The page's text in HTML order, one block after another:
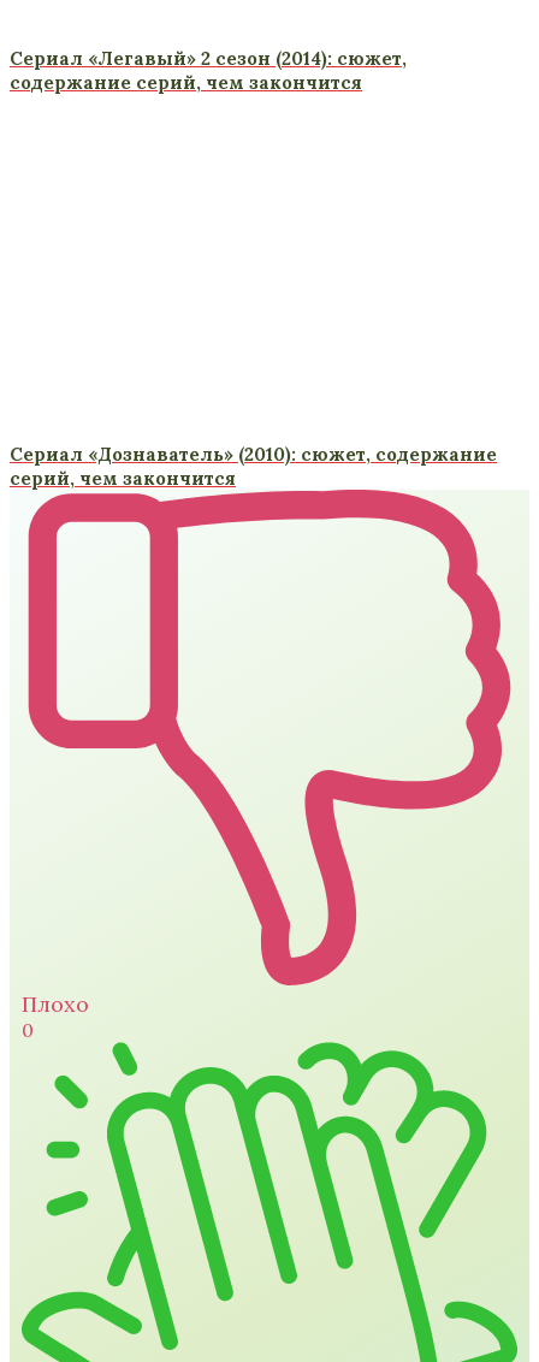
Сериал «Легавый» 2 сезон (2014): сюжет,
содержание серий, чем закончится
Сериал «Дознаватель» (2010): сюжет, содержание
серий, чем закончится
Плохо
0